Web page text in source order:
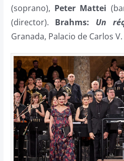
(soprano), Peter Mattei
(director). Brahms: Un
Granada, Palacio de Carlos V.